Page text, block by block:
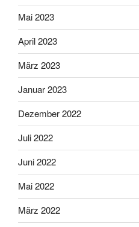
Mai 2023
April 2023
März 2023
Januar 2023
Dezember 2022
Juli 2022
Juni 2022
Mai 2022
März 2022